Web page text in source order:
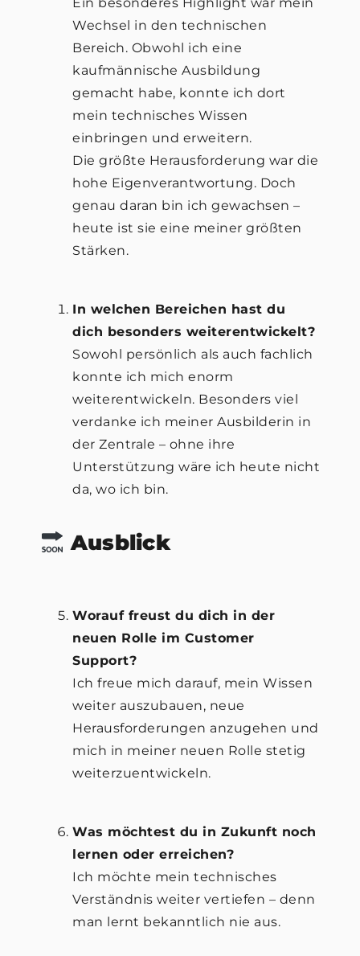
Wechsel in den technischen
Bereich. Obwohl ich eine
kaufmännische Ausbildung
gemacht habe, konnte ich dort
mein technisches Wissen
einbringen und erweitern.
Die größte Herausforderung war die
hohe Eigenverantwortung. Doch
genau daran bin ich gewachsen –
heute ist sie eine meiner größten
Stärken.
In welchen Bereichen hast du
dich besonders weiterentwickelt?
Sowohl persönlich als auch fachlich
konnte ich mich enorm
weiterentwickeln. Besonders viel
verdanke ich meiner Ausbilderin in
der Zentrale – ohne ihre
Unterstützung wäre ich heute nicht
da, wo ich bin.
Ausblick
Worauf freust du dich in der
neuen Rolle im Customer
Support?
Ich freue mich darauf, mein Wissen
weiter auszubauen, neue
Herausforderungen anzugehen und
mich in meiner neuen Rolle stetig
weiterzuentwickeln.
Was möchtest du in Zukunft noch
lernen oder erreichen?
Ich möchte mein technisches
Verständnis weiter vertiefen – denn
man lernt bekanntlich nie aus.